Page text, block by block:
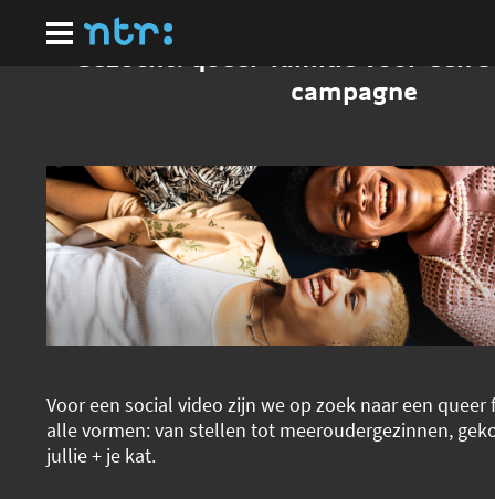
hoofdinhoud
Gezocht: queer familie voor een
campagne
Voor een social video zijn we op zoek naar een queer
alle vormen: van stellen tot meeroudergezinnen,
jullie + je kat.